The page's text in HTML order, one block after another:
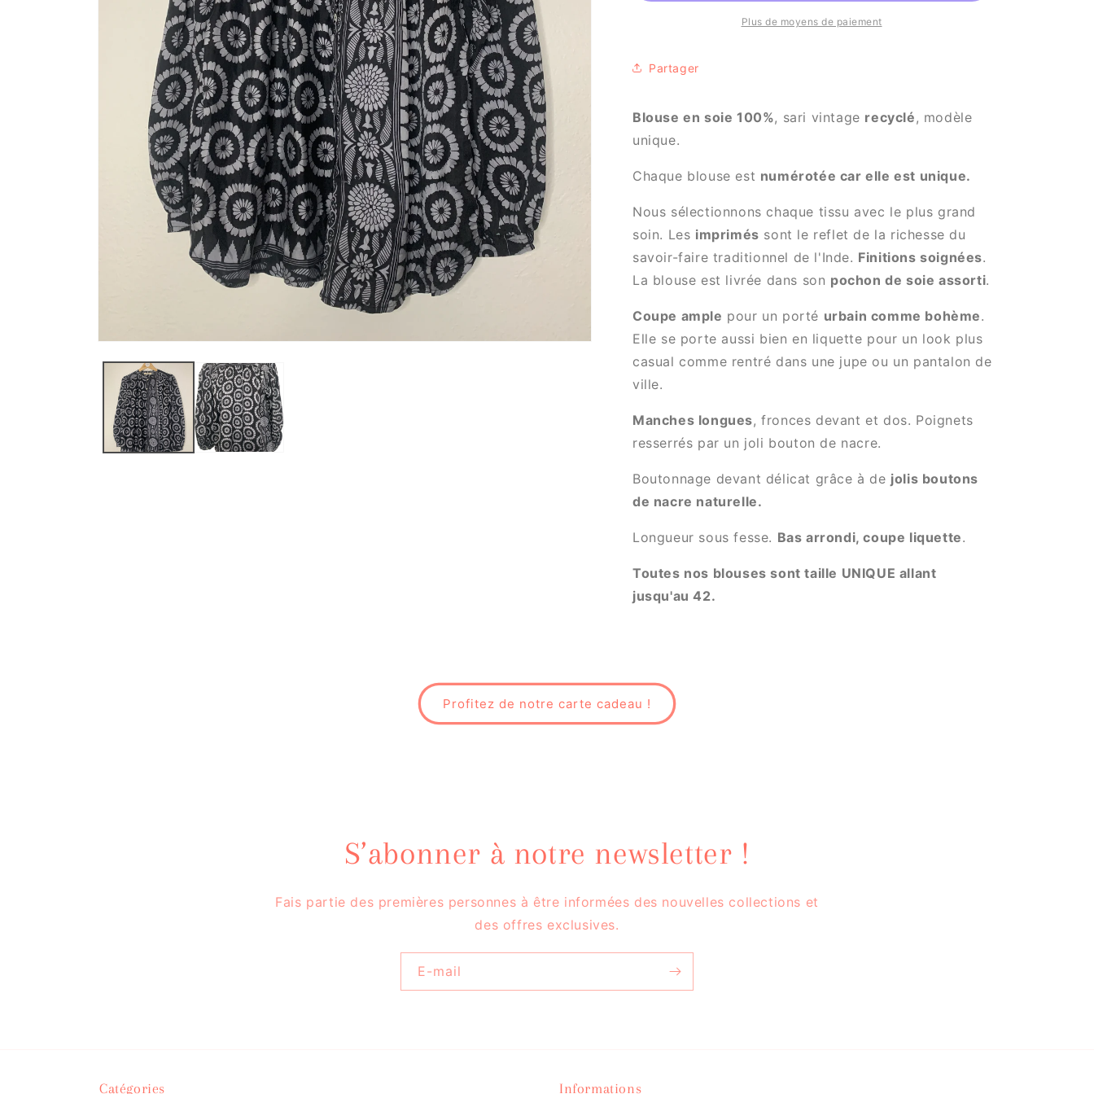
Neroli
Plus de moyens de paiement
Partager
Blouse en soie 100%, sari vintage recyclé, modèle
unique.
Chaque blouse est numérotée car elle est unique.
Nous sélectionnons chaque tissu avec le plus grand
soin. Les imprimés sont le reflet de la richesse du
savoir-faire traditionnel de l'Inde. Finitions soignées.
La blouse est livrée dans son pochon de soie assorti.
Coupe ample pour un porté urbain comme bohème.
Elle se porte aussi bien en liquette pour un look plus
casual comme rentré dans une jupe ou un pantalon de
ville.
Manches longues, fronces devant et dos. Poignets
resserrés par un joli bouton de nacre.
Boutonnage devant délicat grâce à de jolis boutons
de nacre naturelle.
Longueur sous fesse. Bas arrondi, coupe liquette.
Toutes nos blouses sont taille UNIQUE allant
jusqu'au 42.
Profitez de notre carte cadeau !
S’abonner à notre newsletter !
Fais partie des premières personnes à être informées des nouvelles collections et
des offres exclusives.
E-mail
Catégories Informations